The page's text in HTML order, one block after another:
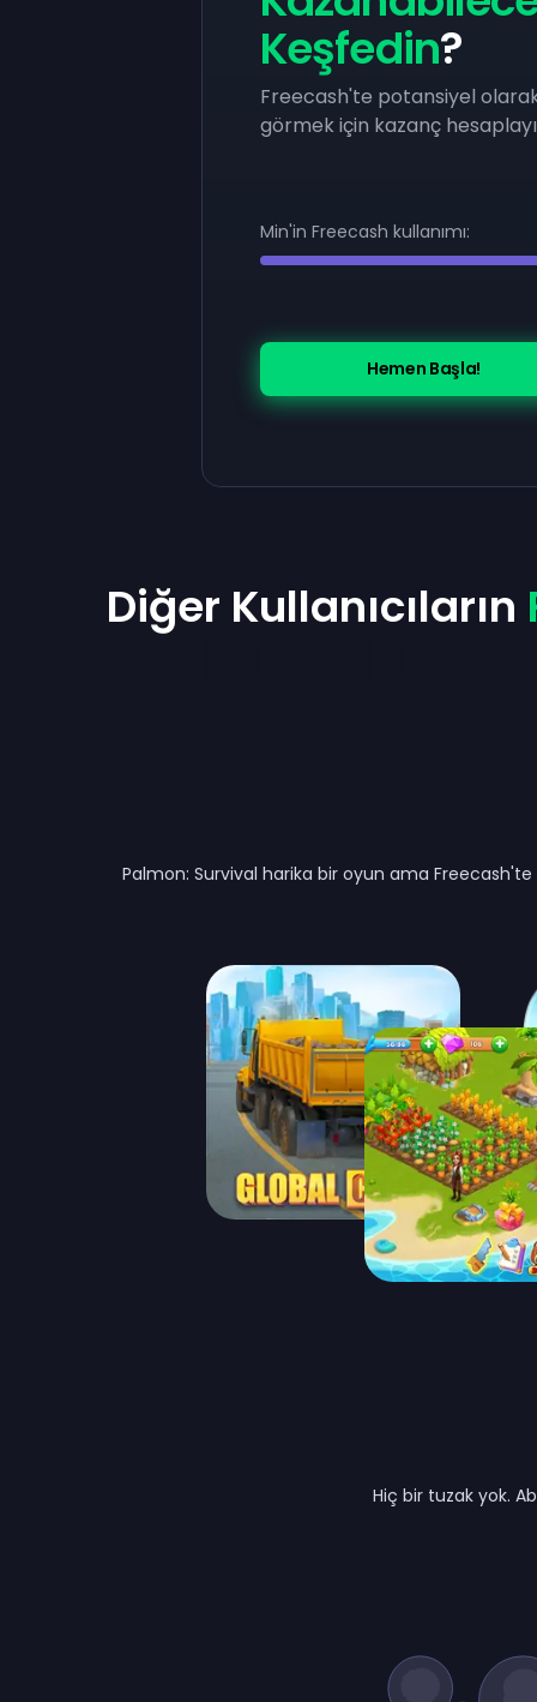
Keşfedin?
Freecash'te potansiyel
görmek için kazanç
Min'in Freecash kullanımı:
Hemen Başla!
Diğer Kullanıcıların
Palmon: Survival harika bir oyun ama
Hiç bir tuzak yok.